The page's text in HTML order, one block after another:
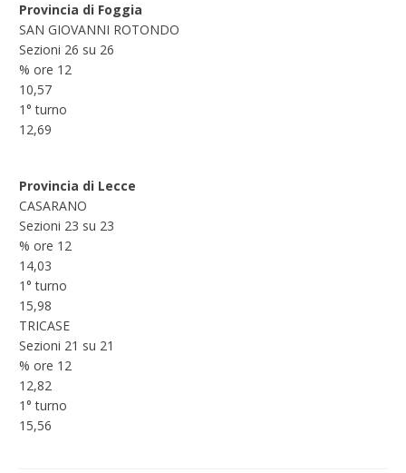
Provincia di Foggia
SAN GIOVANNI ROTONDO
Sezioni 26 su 26
% ore 12
10,57
1° turno
12,69
Provincia di Lecce
CASARANO
Sezioni 23 su 23
% ore 12
14,03
1° turno
15,98
TRICASE
Sezioni 21 su 21
% ore 12
12,82
1° turno
15,56